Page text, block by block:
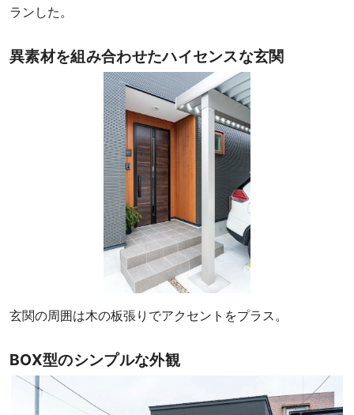
ランした。
異素材を組み合わせたハイセンスな玄関
玄関の周囲は木の板張りでアクセントをプラス。
BOX型のシンプルな外観